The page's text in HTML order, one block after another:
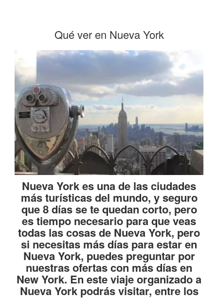
Qué ver en Nueva York
Nueva York es una de las ciudades
más turísticas del mundo, y seguro
que 8 días se te quedan corto, pero
es tiempo necesario para que veas
todas las cosas de Nueva York, pero
si necesitas más días para estar en
Nueva York, puedes preguntar por
nuestras ofertas con más días en
New York. En este viaje organizado a
Nueva York podrás visitar, entre los